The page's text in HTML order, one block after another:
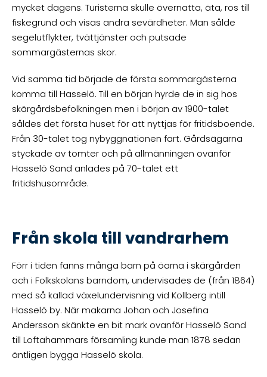
mycket dagens. Turisterna skulle övernatta, äta, ros till
fiskegrund och visas andra sevärdheter. Man sålde
segelutflykter, tvättjänster och putsade
sommargästernas skor.
Vid samma tid började de första sommargästerna
komma till Hasselö. Till en början hyrde de in sig hos
skärgårdsbefolkningen men i början av 1900-talet
såldes det första huset för att nyttjas för fritidsboende.
Från 30-talet tog nybyggnationen fart. Gårdsägarna
styckade av tomter och på allmänningen ovanför
Hasselö Sand anlades på 70-talet ett
fritidshusområde.
Från skola till vandrarhem
Förr i tiden fanns många barn på öarna i skärgården
och i Folkskolans barndom, undervisades de (från 1864)
med så kallad växelundervisning vid Kollberg intill
Hasselö by. När makarna Johan och Josefina
Andersson skänkte en bit mark ovanför Hasselö Sand
till Loftahammars församling kunde man 1878 sedan
äntligen bygga Hasselö skola.